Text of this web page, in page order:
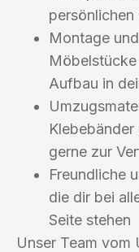
persönlichen
Montage
Möbelstücke
Aufbau in
gerne zur
Freundliche
die dir bei
Seite stehen
Unser Team vom